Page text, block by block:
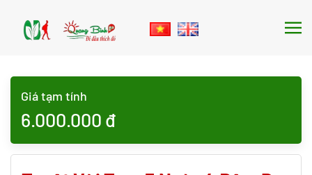
Skip to main content
Giá tạm tính
6.000.000 đ